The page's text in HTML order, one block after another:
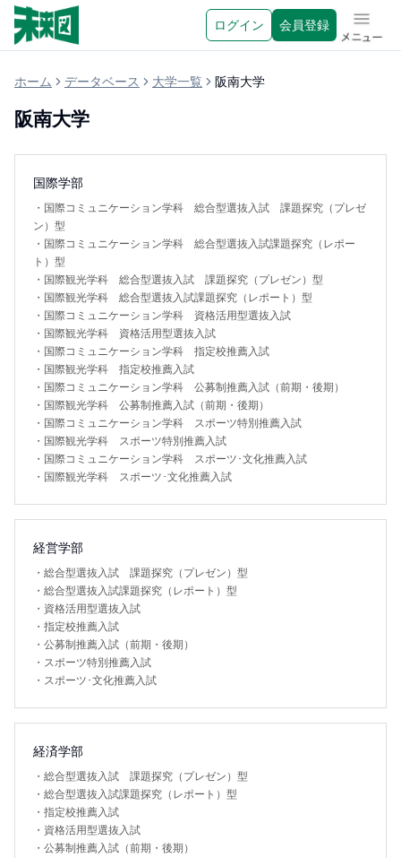
ログイン 会員登録 メニュ
ホーム データベース 大学一覧 阪南大学
阪南大学
国際学部
・ 国際コミュニケーション学科 総合型選抜入試 課題探究（プレゼ
ン）型
・ 国際コミュニケーション学科 総合型選抜入試課題探究（レポー
ト）型
・ 国際観光学科 総合型選抜入試 課題探究（プレゼン）型
・ 国際観光学科 総合型選抜入試課題探究（レポート）型
・ 国際コミュニケーション学科 資格活用型選抜入試
・ 国際観光学科 資格活用型選抜入試
・ 国際コミュニケーション学科 指定校推薦入試
・ 国際観光学科 指定校推薦入試
・ 国際コミュニケーション学科 公募制推薦入試（前期・後期）
・ 国際観光学科 公募制推薦入試（前期・後期）
・ 国際コミュニケーション学科 スポーツ特別推薦入試
・ 国際観光学科 スポーツ特別推薦入試
・ 国際コミュニケーション学科 スポーツ･文化推薦入試
・ 国際観光学科 スポーツ･文化推薦入試
経営学部
・ 総合型選抜入試 課題探究（プレゼン）型
・ 総合型選抜入試課題探究（レポート）型
・ 資格活用型選抜入試
・ 指定校推薦入試
・ 公募制推薦入試（前期・後期）
・ スポーツ特別推薦入試
・ スポーツ･文化推薦入試
経済学部
・ 総合型選抜入試 課題探究（プレゼン）型
・ 総合型選抜入試課題探究（レポート）型
・ 指定校推薦入試
・ 資格活用型選抜入試
・ 公募制推薦入試（前期・後期）